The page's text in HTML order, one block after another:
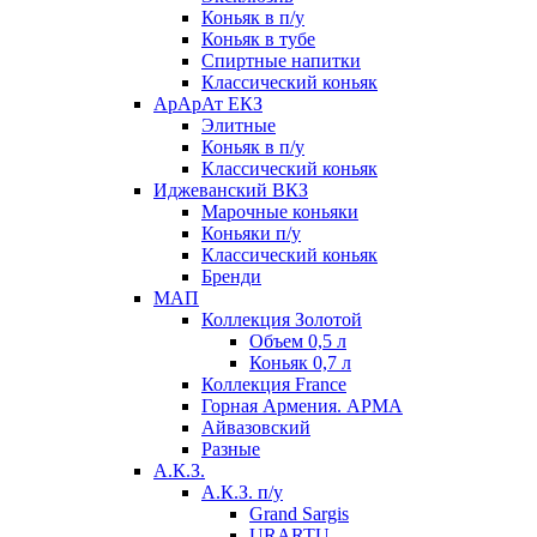
Коньяк в п/у
Коньяк в тубе
Спиртные напитки
Классический коньяк
АрАрАт ЕКЗ
Элитные
Коньяк в п/у
Классический коньяк
Иджеванский ВКЗ
Марочные коньяки
Коньяки п/у
Классический коньяк
Бренди
МАП
Коллекция Золотой
Объем 0,5 л
Коньяк 0,7 л
Коллекция France
Горная Армения. АРМА
Айвазовский
Разные
А.К.З.
А.К.З. п/у
Grand Sargis